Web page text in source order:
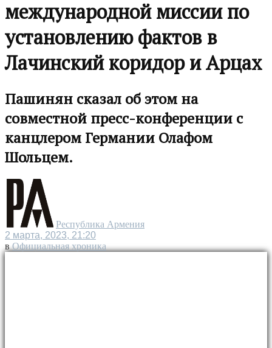
международной миссии по
установлению фактов в
Лачинский коридор и Арцах
Пашинян сказал об этом на
совместной пресс-конференции с
канцлером Германии Олафом
Шольцем.
Республика Армения
2 марта, 2023, 21:20
в Официальная хроника